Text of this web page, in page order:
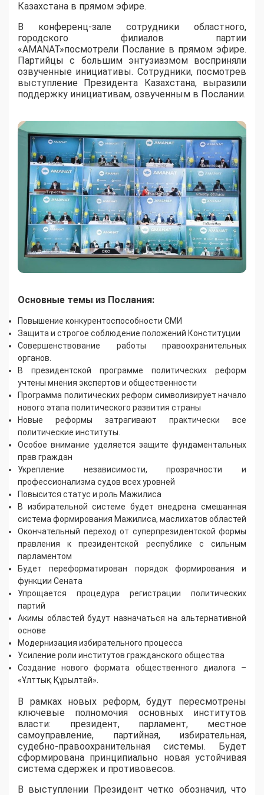
Казахстана в прямом эфире.
В конференц-зале сотрудники областного,
городского филиалов партии
«AMANAT»посмотрели Послание в прямом эфире.
Партийцы с большим энтузиазмом восприняли
озвученные инициативы. Сотрудники, посмотрев
выступление Президента Казахстана, выразили
поддержку инициативам, озвученным в Послании.
Основные темы из Послания:
Повышение конкурентоспособности СМИ
Защита и строгое соблюдение положений Конституции
Совершенствование работы правоохранительных
органов.
В президентской программе политических реформ
учтены мнения экспертов и общественности
Программа политических реформ символизирует начало
нового этапа политического развития страны
Новые реформы затрагивают практически все
политические институты.
Особое внимание уделяется защите фундаментальных
прав граждан
Укрепление независимости, прозрачности и
профессионализма судов всех уровней
Повысится статус и роль Мажилиса
В избирательной системе будет внедрена смешанная
система формирования Мажилиса, маслихатов областей
Окончательный переход от суперпрезидентской формы
правления к президентской республике с сильным
парламентом
Будет переформатирован порядок формирования и
функции Сената
Упрощается процедура регистрации политических
партий
Акимы областей будут назначаться на альтернативной
основе
Модернизация избирательного процесса
Усиление роли институтов гражданского общества
Создание нового формата общественного диалога –
«Ұлттық Құрылтай».
В рамках новых реформ, будут пересмотрены
ключевые полномочия основных институтов
власти: президент, парламент, местное
самоуправление, партийная, избирательная,
судебно-правоохранительная системы. Будет
сформирована принципиально новая устойчивая
система сдержек и противовесов.
В выступлении Президент четко обозначил, что